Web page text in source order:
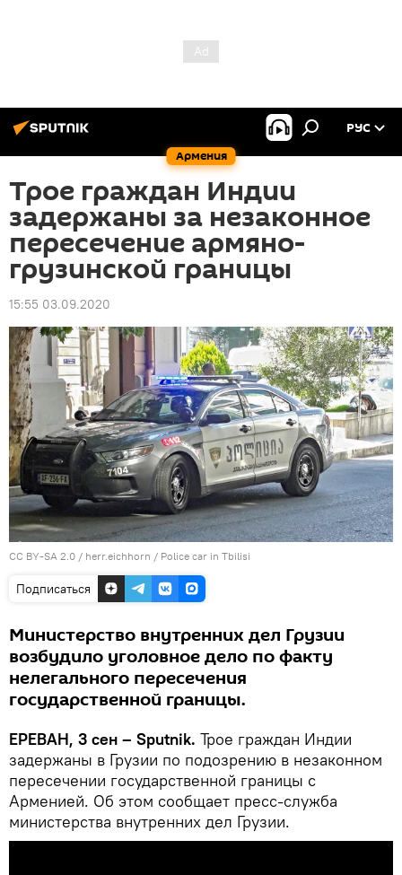
Армения
РУС
Трое граждан Индии
задержаны за незаконное
пересечение армяно-
грузинской границы
15:55 03.09.2020
CC BY-SA 2.0 / herr.eichhorn / Police car in Tbilisi
Подписаться
Министерство внутренних дел Грузии
возбудило уголовное дело по факту
нелегального пересечения
государственной границы.
ЕРЕВАН, 3 сен – Sputnik. Трое граждан Индии
задержаны в Грузии по подозрению в незаконном
пересечении государственной границы с
Арменией. Об этом сообщает пресс-служба
министерства внутренних дел Грузии.